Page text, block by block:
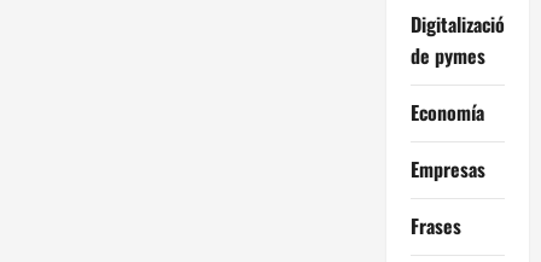
Digitalización
de pymes
Economía
Empresas
Frases